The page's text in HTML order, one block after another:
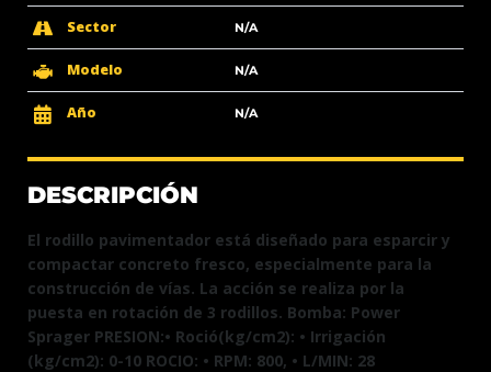
Sector N/A
Modelo N/A
Año N/A
DESCRIPCIÓN
El rodillo pavimentador está diseñado para esparcir y
compactar concreto fresco, especialmente para la
construcción de vías. La acción se realiza por la
puesta en rotación de 3 rodillos. Bomba: Power
Sprager PRESION:• Roció(kg/cm2): • Irrigación
(kg/cm2): 0-10 ROCIO: • RPM: 800, • L/MIN: 28